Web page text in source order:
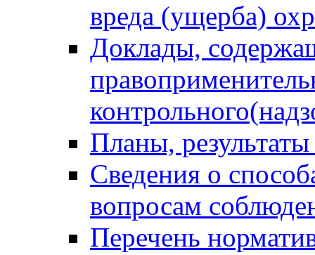
вреда (ущерба)
Доклады,
Планы,
Сведения о
вопросам
Перечень